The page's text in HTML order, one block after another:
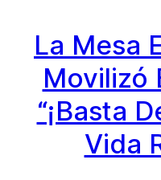
La Mesa
Movilizó
“¡Basta
Vida